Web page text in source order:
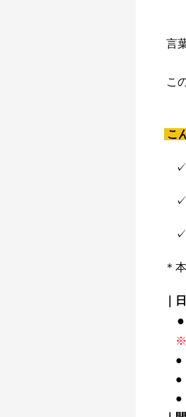
言
こ
こ
✓
✓
✓
＊
｜
●
※
●
●
●